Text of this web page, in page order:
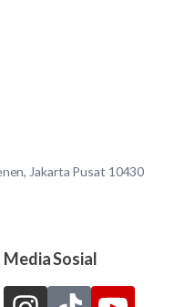
Jakarta Pusat 10430
Media Sosial